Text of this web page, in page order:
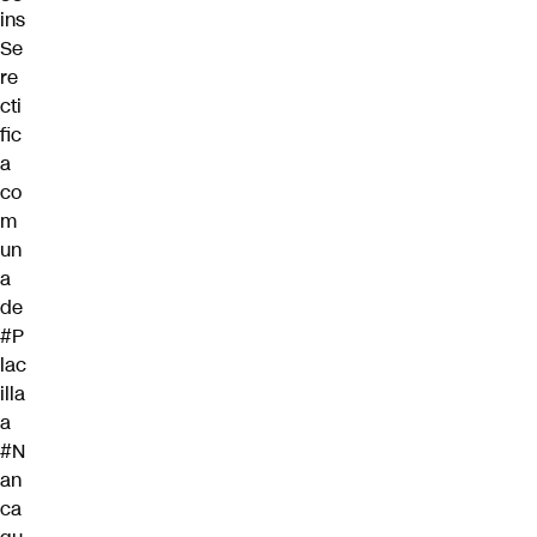
ins
Se
re
cti
fic
a
co
m
un
a
de
#P
lac
illa
a
#N
an
ca